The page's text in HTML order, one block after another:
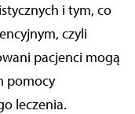
i tym, co
czyli
pacjenci mogą
pomocy
leczenia.